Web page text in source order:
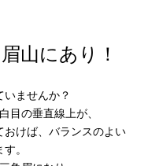
山にあり！
いませんか？
目の垂直線上が、
けば、バランスのよい
。